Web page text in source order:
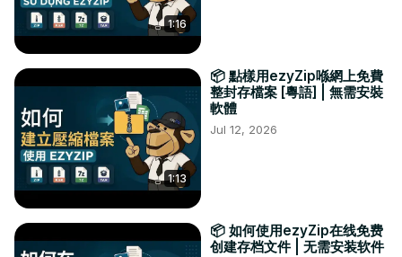
1:16
1:13
📦 點樣用ezyZip喺網上免費
整封存檔案 [粵語] | 無需安裝
軟體
Jul 12, 2026
📦 如何使用ezyZip在线免费
创建存档文件 | 无需安装软件